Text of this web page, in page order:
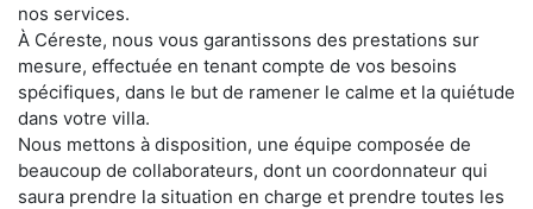
nos services.
À Céreste, nous vous garantissons des prestations sur
mesure, effectuée en tenant compte de vos besoins
spécifiques, dans le but de ramener le calme et la quiétude
dans votre villa.
Nous mettons à disposition, une équipe composée de
beaucoup de collaborateurs, dont un coordonnateur qui
saura prendre la situation en charge et prendre toutes les